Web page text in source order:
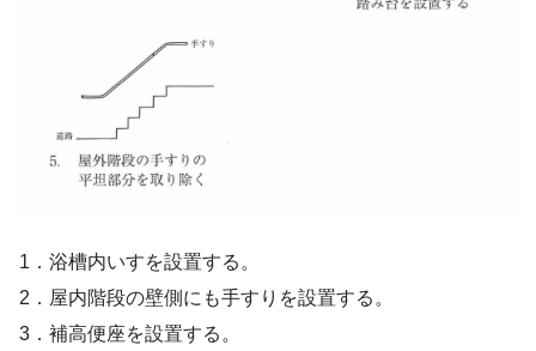
1．浴槽内いすを設置する。
2．屋内階段の壁側にも手すりを設置する。
3．補高便座を設置する。